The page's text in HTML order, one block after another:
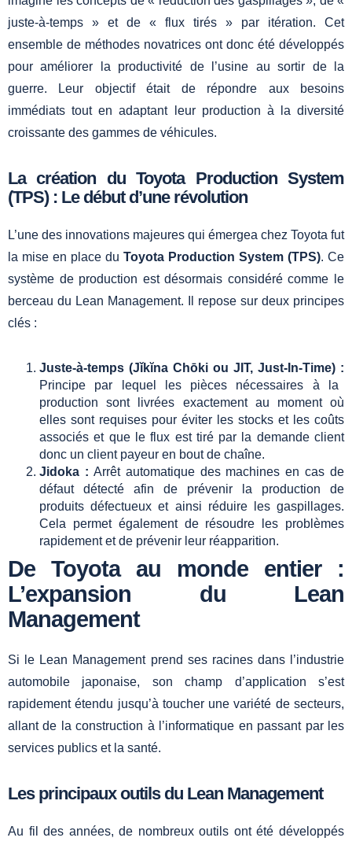
juste-à-temps » et de « flux tirés » par itération. Cet
ensemble de méthodes novatrices ont donc été développés
pour améliorer la productivité de l’usine au sortir de la
guerre. Leur objectif était de répondre aux besoins
immédiats tout en adaptant leur production à la diversité
croissante des gammes de véhicules.
La création du Toyota Production System
(TPS) : Le début d’une révolution
L’une des innovations majeures qui émergea chez Toyota fut
la mise en place du Toyota Production System (TPS). Ce
système de production est désormais considéré comme le
berceau du Lean Management. Il repose sur deux principes
clés :
Juste-à-temps (Jǐkĭna Chōki ou JIT, Just-In-Time) :
Principe par lequel les pièces nécessaires à la
production sont livrées exactement au moment où
elles sont requises pour éviter les stocks et les coûts
associés et que le flux est tiré par la demande client
donc un client payeur en bout de chaîne.
Jidoka : Arrêt automatique des machines en cas de
défaut détecté afin de prévenir la production de
produits défectueux et ainsi réduire les gaspillages.
Cela permet également de résoudre les problèmes
rapidement et de prévenir leur réapparition.
De Toyota au monde entier :
L’expansion du Lean
Management
Si le Lean Management prend ses racines dans l’industrie
automobile japonaise, son champ d’application s’est
rapidement étendu jusqu’à toucher une variété de secteurs,
allant de la construction à l’informatique en passant par les
services publics et la santé.
Les principaux outils du Lean Management
Au fil des années, de nombreux outils ont été développés